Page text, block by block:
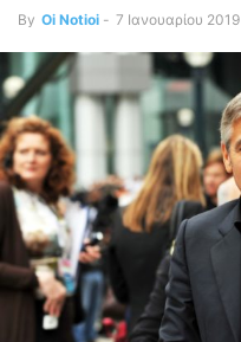
By Oi Notioi - 7 Ιανουαρίου 2019